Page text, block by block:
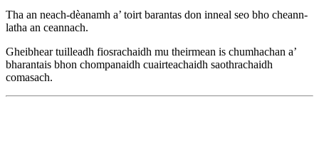
Tha an neach-dèanamh a’ toirt barantas don inneal seo bho cheann-
latha an ceannach.
Gheibhear tuilleadh fiosrachaidh mu theirmean is chumhachan a’
bharantais bhon chompanaidh cuairteachaidh saothrachaidh
comasach.